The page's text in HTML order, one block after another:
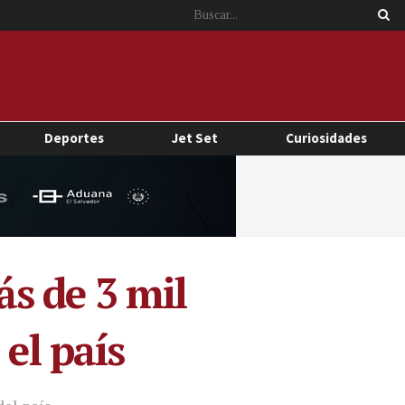
Deportes Jet Set Curiosidades
de 3 mil
país